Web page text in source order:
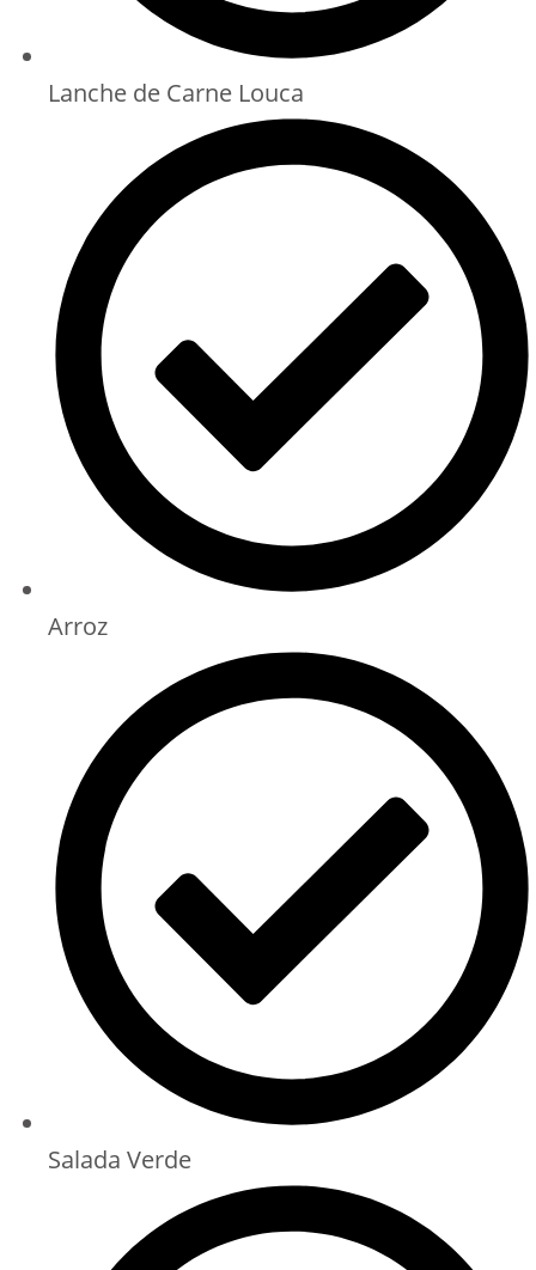
Lanche de Carne Louca
Arroz
Salada Verde